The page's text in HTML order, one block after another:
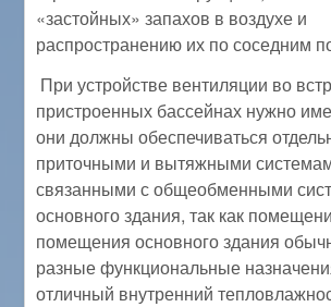
«застойных» запахов в воздухе и
распространению их по соседним
При устройстве вентиляции во
пристроенных бассейнах нужно
они должны обеспечиваться
приточными и вытяжными
связанными с общеобменными
основного здания, так как
помещения основного здания
разные функциональные
отличный внутренний